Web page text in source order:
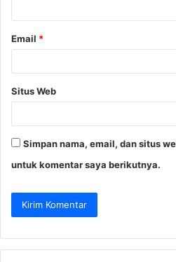
Email *
Situs Web
Simpan nama, email, dan situs
untuk komentar saya berikutnya.